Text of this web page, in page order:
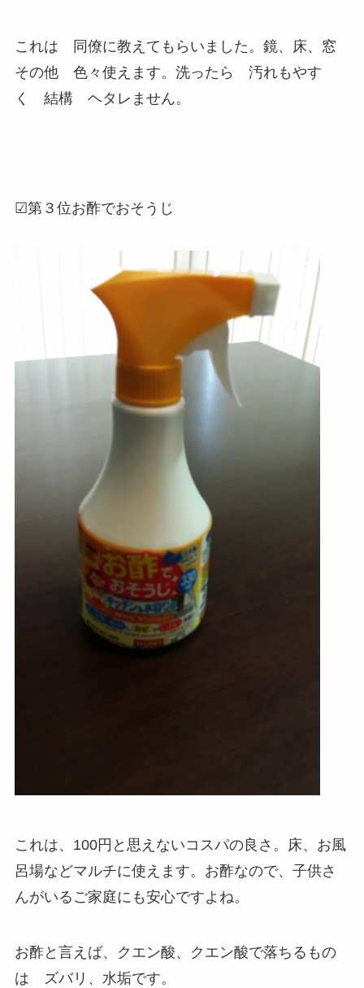
これは 同僚に教えてもらいました。鏡、床、窓
その他 色々使えます。洗ったら 汚れもやす
く 結構 ヘタレません。
☑第３位お酢でおそうじ
これは、100円と思えないコスパの良さ。床、お風
呂場などマルチに使えます。お酢なので、子供さ
んがいるご家庭にも安心ですよね。
お酢と言えば、クエン酸、クエン酸で落ちるもの
は ズバリ、水垢です。